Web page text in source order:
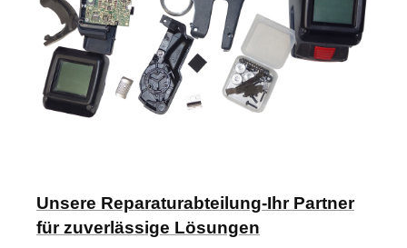
Unsere Reparaturabteilung-Ihr Partner
für zuverlässige Lösungen